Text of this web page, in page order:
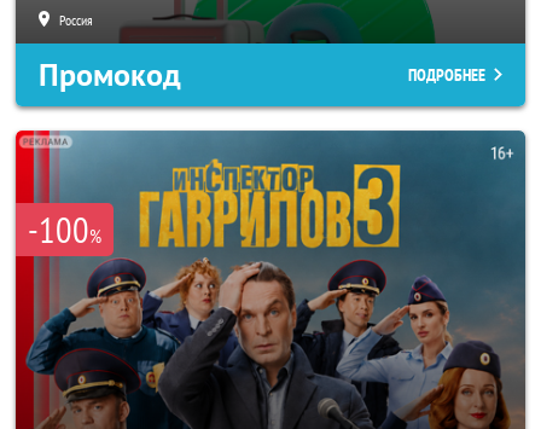
Россия
Промокод ПОДРОБНЕЕ
-100%